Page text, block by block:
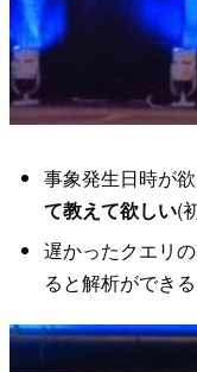
事象発生日時が
て教えて欲しい(
遅かったクエリ
ると解析ができる